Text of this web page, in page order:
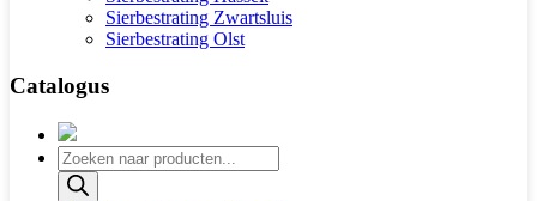
Sierbestrating Zwartsluis
Sierbestrating Olst
Catalogus
Producten
zoeken